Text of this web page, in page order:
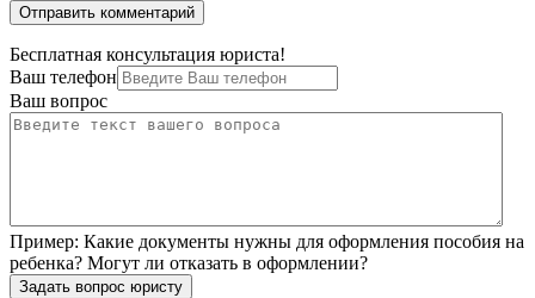
Бесплатная консультация юриста!
Ваш телефон
Ваш вопрос
Пример: Какие документы нужны для оформления пособия на
ребенка? Могут ли отказать в оформлении?
Задать вопрос юристу